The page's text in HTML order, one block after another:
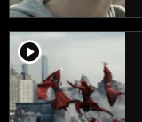
player2